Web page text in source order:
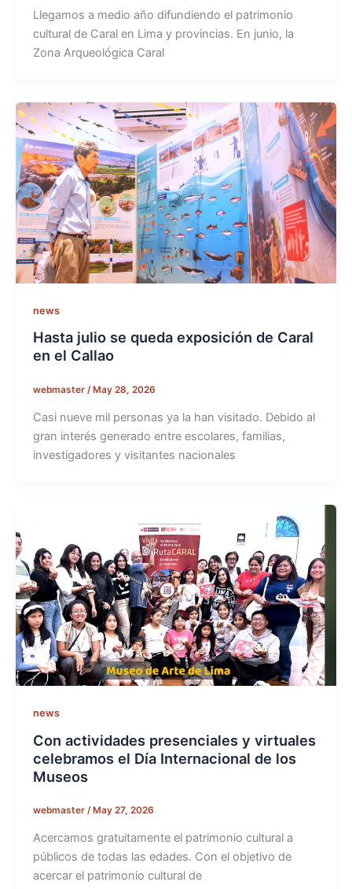
Llegamos a medio año difundiendo el patrimonio
cultural de Caral en Lima y provincias. En junio, la
Zona Arqueológica Caral
news
Hasta julio se queda exposición de Caral
en el Callao
webmaster / May 28, 2026
Casi nueve mil personas ya la han visitado. Debido al
gran interés generado entre escolares, familias,
investigadores y visitantes nacionales
news
Con actividades presenciales y virtuales
celebramos el Día Internacional de los
Museos
webmaster / May 27, 2026
Acercamos gratuitamente el patrimonio cultural a
públicos de todas las edades. Con el objetivo de
acercar el patrimonio cultural de